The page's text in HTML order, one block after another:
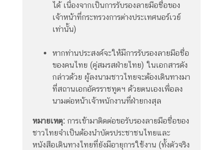
ได้ เนื่องจากเป็นการรับรองลายมือชื่อของ
เจ้าหน้าที่กระทรวงการต่างประเทศนอร์เวย์
เท่านั้น)
หากท่านประสงค์จะให้มีการรับรองลายมือชื่อ
ของคนไทย (คู่สมรสฝ่ายไทย) ในเอกสารดัง
กล่าวด้วย ผู้ลงนามชาวไทยจะต้องเดินทางมา
ที่สถานเอกอัครราชทูตฯ ด้วยตนเองเพื่อลง
นามต่อหน้าเจ้าพนักงานที่ฝ่ายกงสุล
หมายเหตุ: การเข้ามาติดต่อขอรับรองลายมือชื่อของ
ชาวไทยจำเป็นต้องนำบัตรประชาชนไทยและ
หนังสือเดินทางไทยที่ยังมีอายุการใช้งาน (ทั้งตัวจริง